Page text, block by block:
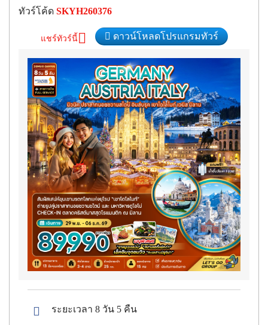
ทัวร์โค้ด SKYH260376
แชร์ทัวร์นี้ ดาวน์โหลดโปรแกรมทัวร์
ระยะเวลา 8 วัน 5 คืน